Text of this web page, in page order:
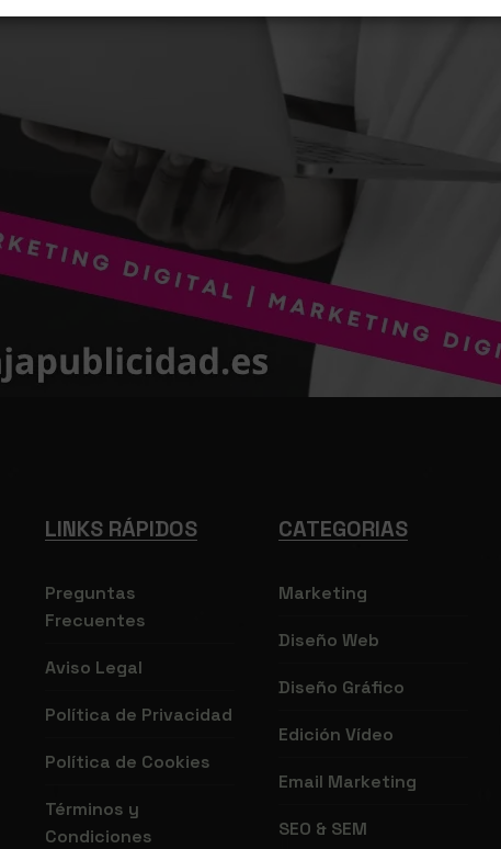
LINKS RÁPIDOS
Preguntas
Frecuentes
Aviso Legal
Política de Privacidad
Política de Cookies
Términos y
Condiciones
CATEGORIAS
Marketing
Diseño Web
Diseño Gráfico
Edición Vídeo
Email Marketing
SEO & SEM